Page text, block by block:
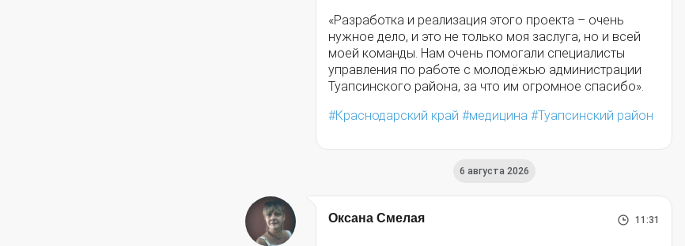
«Разработка и реализация этого проекта – очень
нужное дело, и это не только моя заслуга, но и всей
моей команды. Нам очень помогали специалисты
управления по работе с молодёжью администрации
Туапсинского района, за что им огромное спасибо».
Краснодарский край
медицина Туапсинский район
6 августа 2026
Оксана Смелая 11:31